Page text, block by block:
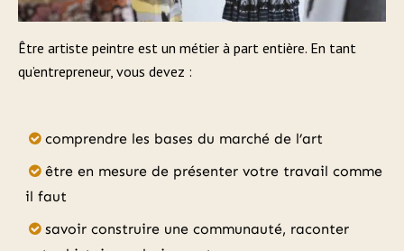
Être artiste peintre est un métier à part entière. En tant
qu’entrepreneur, vous devez :
comprendre les bases du marché de l’art
être en mesure de présenter votre travail comme
il faut
savoir construire une communauté, raconter